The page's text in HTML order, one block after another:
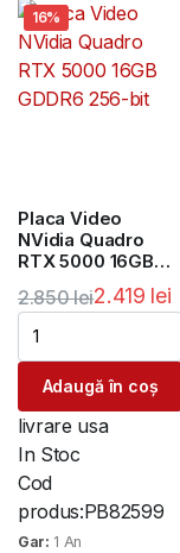
16%
Placa Video
NVidia Quadro
RTX 5000 16GB
2.850lei
Prețul
inițial
fost:
2.850 lei.
2.419 lei
Prețul
curent
este:
2.419 lei.
Adaugă în coș
livrare usa
In Stoc
Cod
produs:PB82599
Gar: 1 An